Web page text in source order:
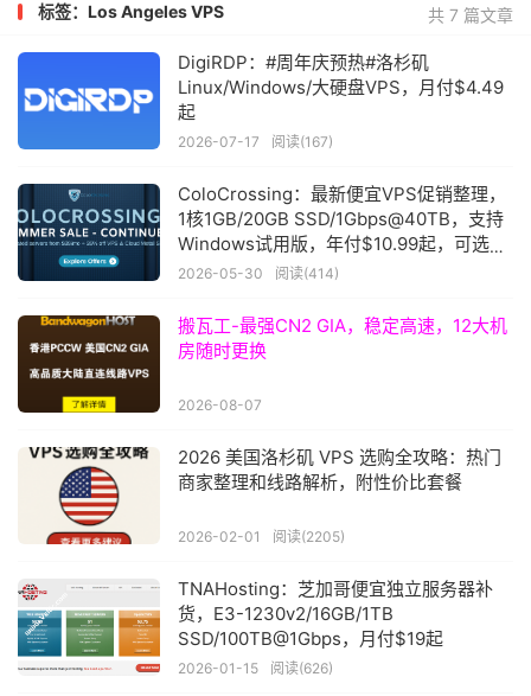
共 7 篇文章
标签：Los Angeles VPS
DigiRDP：#周年庆预热#洛杉矶
Linux/Windows/大硬盘VPS，月付$4.49
起
2026-07-17 阅读(167)
ColoCrossing：最新便宜VPS促销整理，
1核1GB/20GB SSD/1Gbps@40TB，支持
Windows试用版，年付$10.99起，可选美
国/爱尔兰
2026-05-30 阅读(414)
搬瓦工-最强CN2 GIA，稳定高速，12大机
房随时更换
2026-08-07
2026 美国洛杉矶 VPS 选购全攻略：热门
商家整理和线路解析，附性价比套餐
2026-02-01 阅读(2205)
TNAHosting：芝加哥便宜独立服务器补
货，E3-1230v2/16GB/1TB
SSD/100TB@1Gbps，月付$19起
2026-01-15 阅读(626)